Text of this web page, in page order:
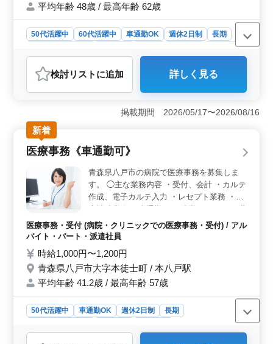
合わせください。
平均年齢 48歳 / 最高年齢 62歳
50代活躍中 60代活躍中 車通勤OK 週休2日制
長期
派遣社員
調理師・調理補助・スタッフ
おすすめポイント
＜ホテル内での調理＞ 青森県弘前市のホテルで、経験
豊富な調理スタッフを募集しています。経験を活かして
ホテル内での調理業務に携わりませんか？ ＜経験を
活かす＞ ブランクがある方や資格をお持ちでない方も
歓迎。調理経験が3年以上ある方を求めています。50代・
60代の採用実績あり。 ＜働きやすさ＞ 週休2日制で
残業少なめ。勤務時間も応相談。車通勤OKで実費支給の
通勤手当もあり、働きやすい環境が整っております。
検討リスト に追加 詳しく見る
掲載期間 2026/05/17〜2026/08/16
新着
医療事務《車通勤可》
青森県八戸市の病院で医療事務を募集しま
す。 ◯主な業務内容 ・受付、会計 ・カルテ
作成、電子カルテ入力 ・レセプト業務 ・診
代のベテランスタッフも活躍中です。 アッ
トホームで働きやすい職場です。
医療事務・受付 (病院・クリニックでの医療事務・受付) / アル
バイト・パート・派遣社員
時給1,000円〜1,200円
青森県八戸市大字本徒士町 / 本八戸駅
平均年齢 41.2歳 / 最高年齢 57歳
50代活躍中 車通勤OK 週休2日制
長期
医療事務・受付